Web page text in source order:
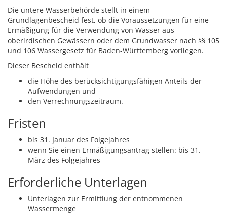
Die untere Wasserbehörde stellt in einem
Grundlagenbescheid fest, ob die Voraussetzungen für eine
Ermäßigung für die Verwendung von Wasser aus
oberirdischen Gewässern oder dem Grundwasser nach §§ 105
und 106 Wassergesetz für Baden-Württemberg vorliegen.
Dieser Bescheid enthält
die Höhe des berücksichtigungsfähigen Anteils der
Aufwendungen und
den Verrechnungszeitraum.
Fristen
bis 31. Januar des Folgejahres
wenn Sie einen Ermäßigungsantrag stellen: bis 31.
März des Folgejahres
Erforderliche Unterlagen
Unterlagen zur Ermittlung der entnommenen
Wassermenge